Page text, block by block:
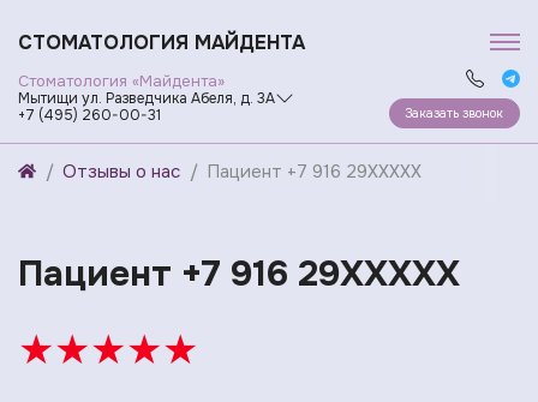
СТОМАТОЛОГИЯ МАЙДЕНТА
Стоматология «Майдента»
Мытищи ул. Разведчика Абеля, д. 3А
+7 (495) 260-00-31
Заказать звонок
Отзывы о нас Пациент +7 916 29XXXXX
Пациент +7 916 29XXXXX
★★★★★